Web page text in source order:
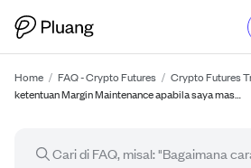
Home / FAQ - Crypto Futures / Crypto Futures
ketentuan Margin Maintenance apabila saya mas…